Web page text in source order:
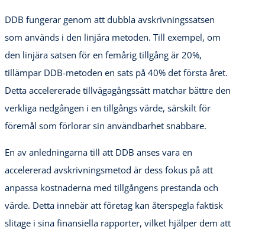
DDB fungerar genom att dubbla avskrivningssatsen
som används i den linjära metoden. Till exempel, om
den linjära satsen för en femårig tillgång är 20%,
tillämpar DDB-metoden en sats på 40% det första året.
Detta accelererade tillvägagångssätt matchar bättre den
verkliga nedgången i en tillgångs värde, särskilt för
föremål som förlorar sin användbarhet snabbare.
En av anledningarna till att DDB anses vara en
accelererad avskrivningsmetod är dess fokus på att
anpassa kostnaderna med tillgångens prestanda och
värde. Detta innebär att företag kan återspegla faktisk
slitage i sina finansiella rapporter, vilket hjälper dem att